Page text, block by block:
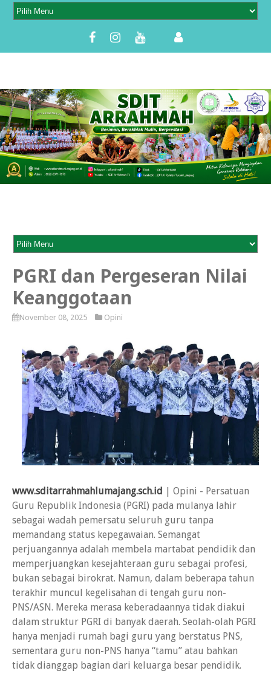
PGRI dan Pergeseran Nilai
Keanggotaan
November 08, 2025 Opini
www.sditarrahmahlumajang.sch.id
| Opini - Persatuan
Guru Republik Indonesia (PGRI) pada mulanya lahir
sebagai wadah pemersatu seluruh guru tanpa
memandang status kepegawaian. Semangat
perjuangannya adalah membela martabat pendidik dan
memperjuangkan kesejahteraan guru sebagai profesi,
bukan sebagai birokrat. Namun, dalam beberapa tahun
terakhir muncul kegelisahan di tengah guru non-
PNS/ASN. Mereka merasa keberadaannya tidak diakui
dalam struktur PGRI di banyak daerah. Seolah-olah PGRI
hanya menjadi rumah bagi guru yang berstatus PNS,
sementara guru non-PNS hanya “tamu” atau bahkan
tidak dianggap bagian dari keluarga besar pendidik.